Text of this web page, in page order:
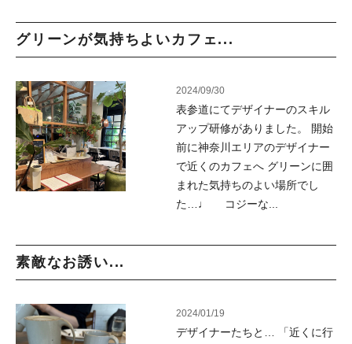
グリーンが気持ちよいカフェ...
2024/09/30
表参道にてデザイナーのスキル
アップ研修がありました。 開始
前に神奈川エリアのデザイナー
で近くのカフェへ グリーンに囲
まれた気持ちのよい場所でし
た…♩ コジーな...
素敵なお誘い...
2024/01/19
デザイナーたちと… 「近くに行